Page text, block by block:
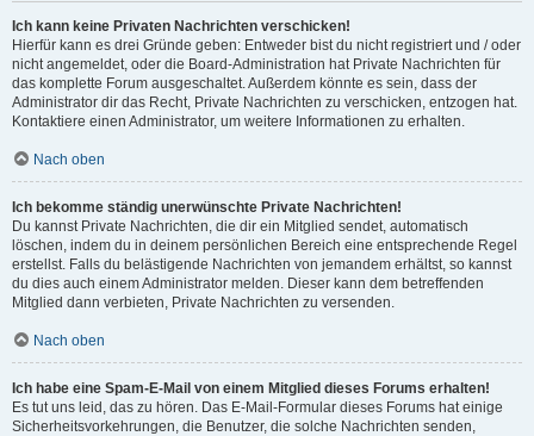
Ich kann keine Privaten Nachrichten verschicken!
Hierfür kann es drei Gründe geben: Entweder bist du nicht registriert und / oder
nicht angemeldet, oder die Board-Administration hat Private Nachrichten für
das komplette Forum ausgeschaltet. Außerdem könnte es sein, dass der
Administrator dir das Recht, Private Nachrichten zu verschicken, entzogen hat.
Kontaktiere einen Administrator, um weitere Informationen zu erhalten.
Nach oben
Ich bekomme ständig unerwünschte Private Nachrichten!
Du kannst Private Nachrichten, die dir ein Mitglied sendet, automatisch
löschen, indem du in deinem persönlichen Bereich eine entsprechende Regel
erstellst. Falls du belästigende Nachrichten von jemandem erhältst, so kannst
du dies auch einem Administrator melden. Dieser kann dem betreffenden
Mitglied dann verbieten, Private Nachrichten zu versenden.
Nach oben
Ich habe eine Spam-E-Mail von einem Mitglied dieses Forums erhalten!
Es tut uns leid, das zu hören. Das E-Mail-Formular dieses Forums hat einige
Sicherheitsvorkehrungen, die Benutzer, die solche Nachrichten senden,